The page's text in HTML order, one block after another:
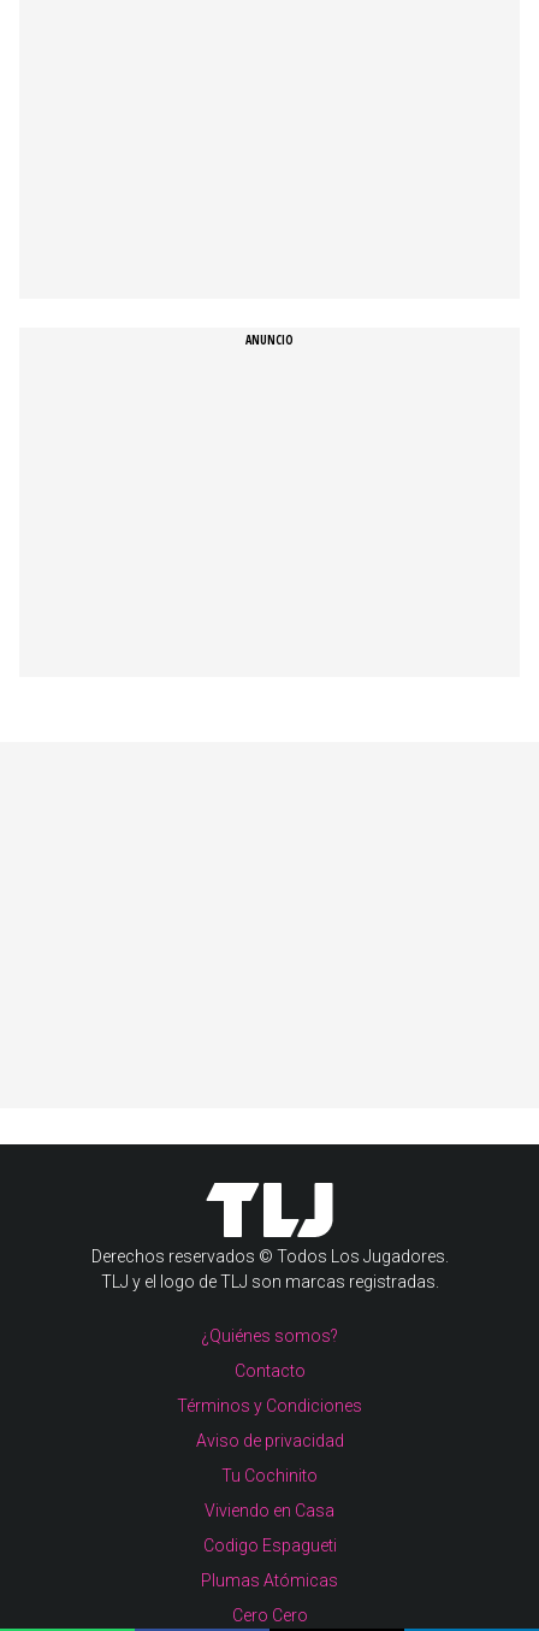
Derechos reservados © Todos Los Jugadores.
TLJ y el logo de TLJ son marcas registradas.
¿Quiénes somos?
Contacto
Términos y Condiciones
Aviso de privacidad
Tu Cochinito
Viviendo en Casa
Codigo Espagueti
Plumas Atómicas
Cero Cero